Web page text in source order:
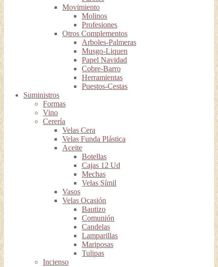
Movimiento
Molinos
Profesiones
Otros Complementos
Arboles-Palmeras
Musgo-Liquen
Papel Navidad
Cobre-Barro
Herramientas
Puestos-Cestas
Suministros
Formas
Vino
Cerería
Velas Cera
Velas Funda Plástica
Aceite
Botellas
Cajas 12 Ud
Mechas
Velas Símil
Vasos
Velas Ocasión
Bautizo
Comunión
Candelas
Lamparillas
Mariposas
Tulipas
Incienso